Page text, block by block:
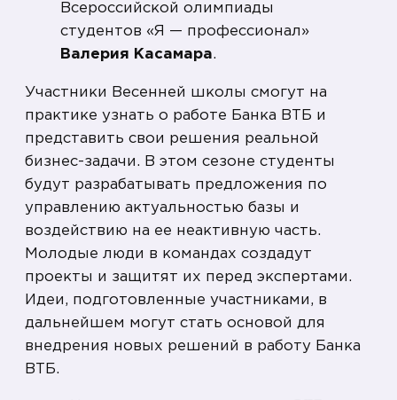
Всероссийской олимпиады
студентов «Я — профессионал»
Валерия Касамара.
Участники Весенней школы смогут на
практике узнать о работе Банка ВТБ и
представить свои решения реальной
бизнес-задачи. В этом сезоне студенты
будут разрабатывать предложения по
управлению актуальностью базы и
воздействию на ее неактивную часть.
Молодые люди в командах создадут
проекты и защитят их перед экспертами.
Идеи, подготовленные участниками, в
дальнейшем могут стать основой для
внедрения новых решений в работу Банка
ВТБ.